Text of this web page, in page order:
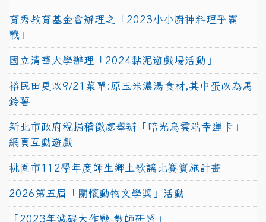
育秀教育基金會辦理之「2023小小廚神料理爭霸
戰」
國立清華大學辦理「2024黏泥遊戲場活動」
裕民田更改9/21菜單:原玉米濃湯食材,其中蛋改為馬
鈴薯
新北市政府稅捐稽徵處舉辦「暗光鳥雲端幸運卡」
網頁互動遊戲
桃園市112學年度師生鄉土歌謠比賽實施計畫
2026第五屆「關懷動物文學獎」活動
「2023年減碳大作戰-教師研習」